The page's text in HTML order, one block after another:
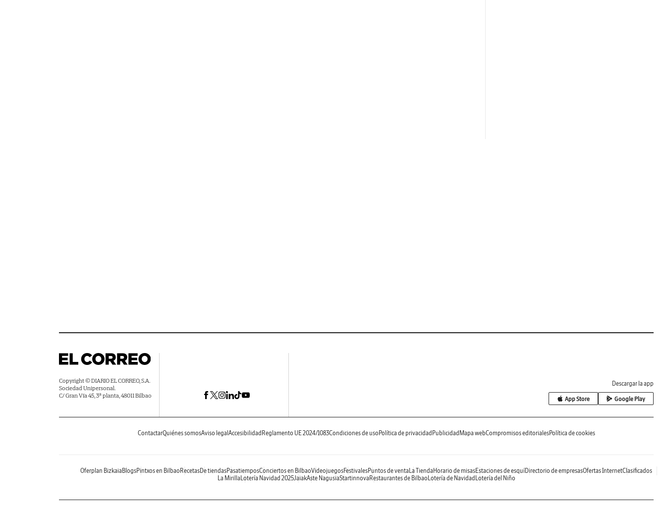
Copyright © DIARIO EL CORREO, S.A.
Sociedad Unipersonal.
C/ Gran Vía 45, 3ª planta, 48011 Bilbao
Descargar la app
App Store Google Play
ContactarQuiénes somosAviso legal Accesibilidad Reglamento UE 2024/1083Condiciones de uso Política de privacidad Publicidad Mapa webCompromisos editorialesPolítica de cookies
Oferplan Bizkaia BlogsPintxos en Bilbao RecetasDe tiendasPasatiemposConciertos en BilbaoVideojuegosFestivalesPuntos de venta La Tienda Horario de misasEstaciones de esquíDirectorio de empresasOfertas InternetClasificados
La Mirilla Lotería Navidad 2025JaiakAste NagusiaStartinnova Restaurantes de Bilbao Lotería de Navidad Lotería del Niño